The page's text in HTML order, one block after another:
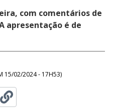
com comentários de
apresentação é de
15/02/2024 - 17H53)